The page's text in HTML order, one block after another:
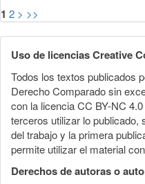
1 2 > >>
Uso de licencias Creative
Todos los textos publicados
Derecho Comparado sin
con la licencia CC BY-NC
terceros utilizar lo publicado,
del trabajo y la primera
permite utilizar el material
Derechos de autoras o